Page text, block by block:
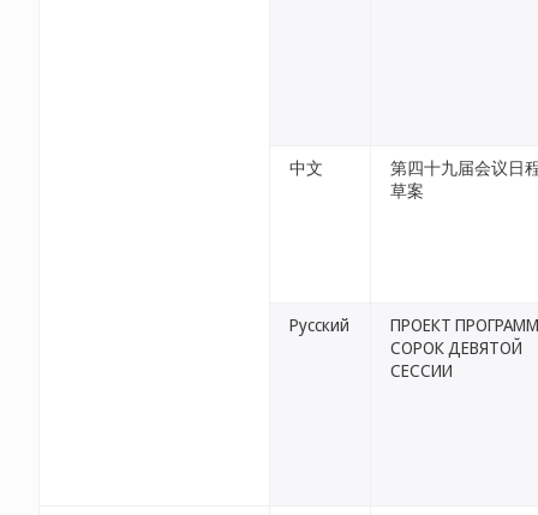
中文
第四十九届会议日
草案
Русский
ПРОЕКТ
СОРОК ДЕВЯТОЙ
СЕССИИ